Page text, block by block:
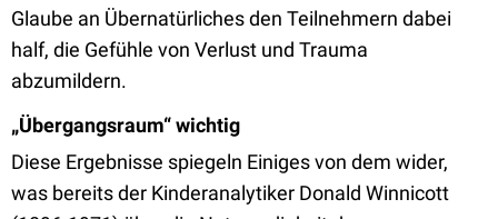
Glaube an Übernatürliches den Teilnehmern dabei
half, die Gefühle von Verlust und Trauma
abzumildern.
„Übergangsraum“ wichtig
Diese Ergebnisse spiegeln Einiges von dem wider,
was bereits der Kinderanalytiker Donald Winnicott